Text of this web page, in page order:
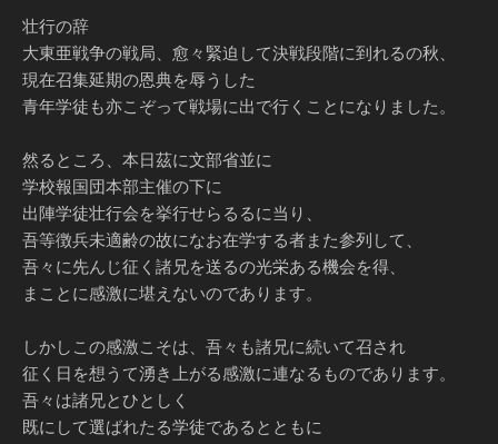
壮行の辞
大東亜戦争の戦局、愈々緊迫して決戦段階に到れるの秋、
現在召集延期の恩典を辱うした
青年学徒も亦こぞって戦場に出で行くことになりました。
然るところ、本日茲に文部省並に
学校報国団本部主催の下に
出陣学徒壮行会を挙行せらるるに当り、
吾等徴兵未適齢の故になお在学する者また参列して、
吾々に先んじ征く諸兄を送るの光栄ある機会を得、
まことに感激に堪えないのであります。
しかしこの感激こそは、吾々も諸兄に続いて召され
征く日を想うて湧き上がる感激に連なるものであります。
吾々は諸兄とひとしく
既にして選ばれたる学徒であるとともに